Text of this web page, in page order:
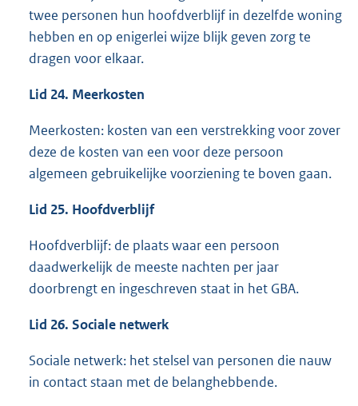
twee personen hun hoofdverblijf in dezelfde woning
hebben en op enigerlei wijze blijk geven zorg te
dragen voor elkaar.
Lid 24. Meerkosten
Meerkosten: kosten van een verstrekking voor zover
deze de kosten van een voor deze persoon
algemeen gebruikelijke voorziening te boven gaan.
Lid 25. Hoofdverblijf
Hoofdverblijf: de plaats waar een persoon
daadwerkelijk de meeste nachten per jaar
doorbrengt en ingeschreven staat in het GBA.
Lid 26. Sociale netwerk
Sociale netwerk: het stelsel van personen die nauw
in contact staan met de belanghebbende.